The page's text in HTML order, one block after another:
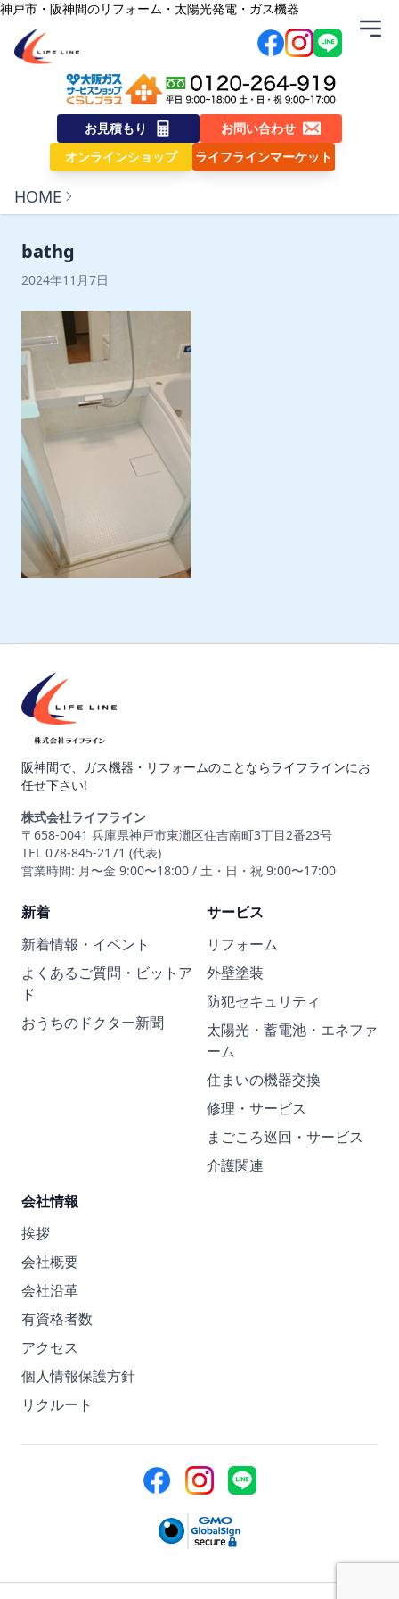
内容をスキップ
神戸市・阪神間のリフォーム・太陽光発電・ガス機器
株式会社ライフライン
お見積もり
お問い合わせ
オンラインショップ
ライフラインマーケット
HOME
bathg
2024年11月7日
阪神間で、ガス機器・リフォームのことならライフラインにお
任せ下さい!
株式会社ライフライン
〒658-0041 兵庫県神戸市東灘区住吉南町3丁目2番23号
TEL 078-845-2171 (代表)
営業時間: 月〜金 9:00〜18:00 / 土・日・祝 9:00〜17:00
新着
新着情報・イベント
よくあるご質問・ビットア
ド
おうちのドクター新聞
サービス
リフォーム
外壁塗装
防犯セキュリティ
太陽光・蓄電池・エネファ
ーム
住まいの機器交換
修理・サービス
まごころ巡回・サービス
介護関連
会社情報
挨拶
会社概要
会社沿革
有資格者数
アクセス
個人情報保護方針
リクルート